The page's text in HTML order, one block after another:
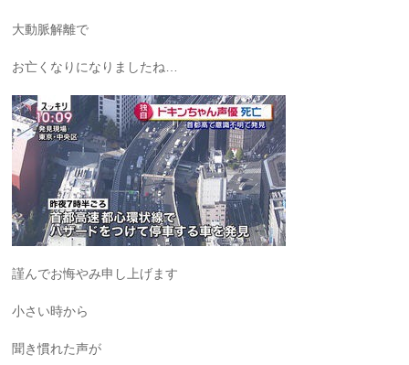
大動脈解離で
お亡くなりになりましたね…
謹んでお悔やみ申し上げます
小さい時から
聞き慣れた声が